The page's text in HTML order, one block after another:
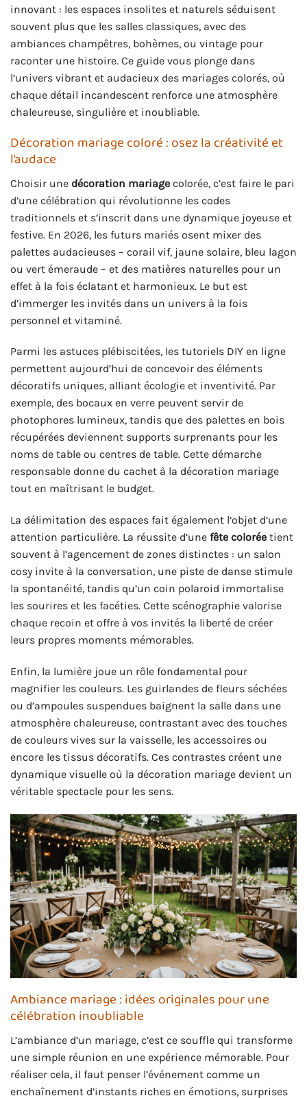
innovant : les espaces insolites et naturels séduisent
souvent plus que les salles classiques, avec des
ambiances champêtres, bohèmes, ou vintage pour
raconter une histoire. Ce guide vous plonge dans
l’univers vibrant et audacieux des mariages colorés, où
chaque détail incandescent renforce une atmosphère
chaleureuse, singulière et inoubliable.
Décoration mariage coloré : osez la créativité et
l’audace
Choisir une décoration mariage colorée, c’est faire le pari
d’une célébration qui révolutionne les codes
traditionnels et s’inscrit dans une dynamique joyeuse et
festive. En 2026, les futurs mariés osent mixer des
palettes audacieuses – corail vif, jaune solaire, bleu lagon
ou vert émeraude – et des matières naturelles pour un
effet à la fois éclatant et harmonieux. Le but est
d’immerger les invités dans un univers à la fois
personnel et vitaminé.
Parmi les astuces plébiscitées, les tutoriels DIY en ligne
permettent aujourd’hui de concevoir des éléments
décoratifs uniques, alliant écologie et inventivité. Par
exemple, des bocaux en verre peuvent servir de
photophores lumineux, tandis que des palettes en bois
récupérées deviennent supports surprenants pour les
noms de table ou centres de table. Cette démarche
responsable donne du cachet à la décoration mariage
tout en maîtrisant le budget.
La délimitation des espaces fait également l’objet d’une
attention particulière. La réussite d’une fête colorée tient
souvent à l’agencement de zones distinctes : un salon
cosy invite à la conversation, une piste de danse stimule
la spontanéité, tandis qu’un coin polaroid immortalise
les sourires et les facéties. Cette scénographie valorise
chaque recoin et offre à vos invités la liberté de créer
leurs propres moments mémorables.
Enfin, la lumière joue un rôle fondamental pour
magnifier les couleurs. Les guirlandes de fleurs séchées
ou d’ampoules suspendues baignent la salle dans une
atmosphère chaleureuse, contrastant avec des touches
de couleurs vives sur la vaisselle, les accessoires ou
encore les tissus décoratifs. Ces contrastes créent une
dynamique visuelle où la décoration mariage devient un
véritable spectacle pour les sens.
Ambiance mariage : idées originales pour une
célébration inoubliable
L’ambiance d’un mariage, c’est ce souffle qui transforme
une simple réunion en une expérience mémorable. Pour
réaliser cela, il faut penser l’événement comme un
enchaînement d’instants riches en émotions, surprises